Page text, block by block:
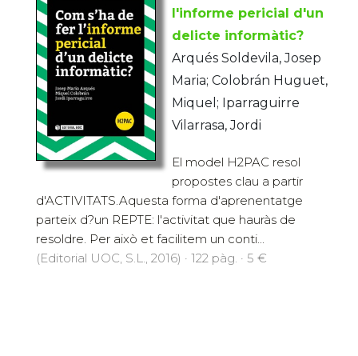
l'informe pericial d'un
delicte informàtic?
Arqués Soldevila, Josep
Maria; Colobrán Huguet,
Miquel; Iparraguirre
Vilarrasa, Jordi
El model H2PAC resol
propostes clau a partir
d'ACTIVITATS.Aquesta forma d'aprenentatge
parteix d?un REPTE: l'activitat que hauràs de
resoldre. Per això et facilitem un conti...
(Editorial UOC, S.L., 2016) · 122 pàg. · 5 €